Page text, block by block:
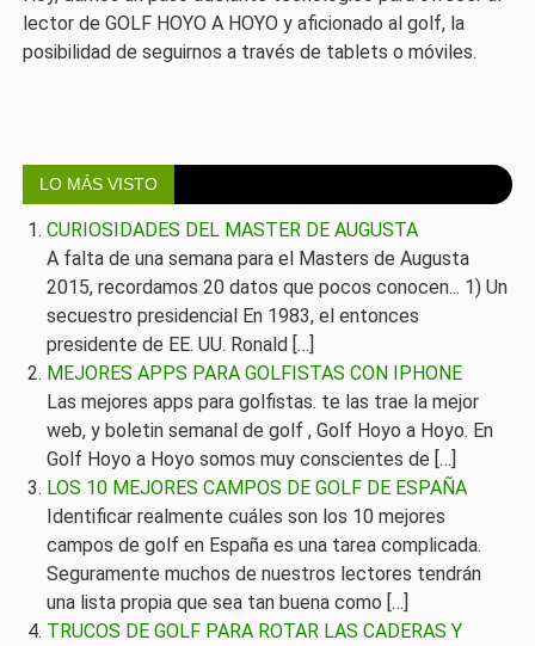
lector de GOLF HOYO A HOYO y aficionado al golf, la
posibilidad de seguirnos a través de tablets o móviles.
LO MÁS VISTO
CURIOSIDADES DEL MASTER DE AUGUSTA
A falta de una semana para el Masters de Augusta
2015, recordamos 20 datos que pocos conocen... 1) Un
secuestro presidencial En 1983, el entonces
presidente de EE. UU. Ronald […]
MEJORES APPS PARA GOLFISTAS CON IPHONE
Las mejores apps para golfistas. te las trae la mejor
web, y boletin semanal de golf , Golf Hoyo a Hoyo. En
Golf Hoyo a Hoyo somos muy conscientes de […]
LOS 10 MEJORES CAMPOS DE GOLF DE ESPAÑA
Identificar realmente cuáles son los 10 mejores
campos de golf en España es una tarea complicada.
Seguramente muchos de nuestros lectores tendrán
una lista propia que sea tan buena como […]
TRUCOS DE GOLF PARA ROTAR LAS CADERAS Y